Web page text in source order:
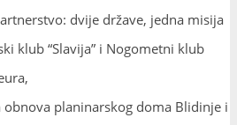
dvije države, jedna misija
klub “Slavija” i Nogometni klub
obnova planinarskog doma Blidinje i